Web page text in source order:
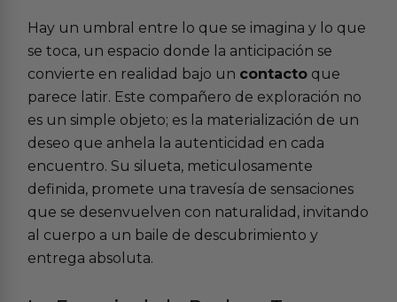
Hay un umbral entre lo que se imagina y lo que
se toca, un espacio donde la anticipación se
convierte en realidad bajo un contacto que
parece latir. Este compañero de exploración no
es un simple objeto; es la materialización de un
deseo que anhela la autenticidad en cada
encuentro. Su silueta, meticulosamente
definida, promete una travesía de sensaciones
que se desenvuelven con naturalidad, invitando
al cuerpo a un baile de descubrimiento y
entrega absoluta.